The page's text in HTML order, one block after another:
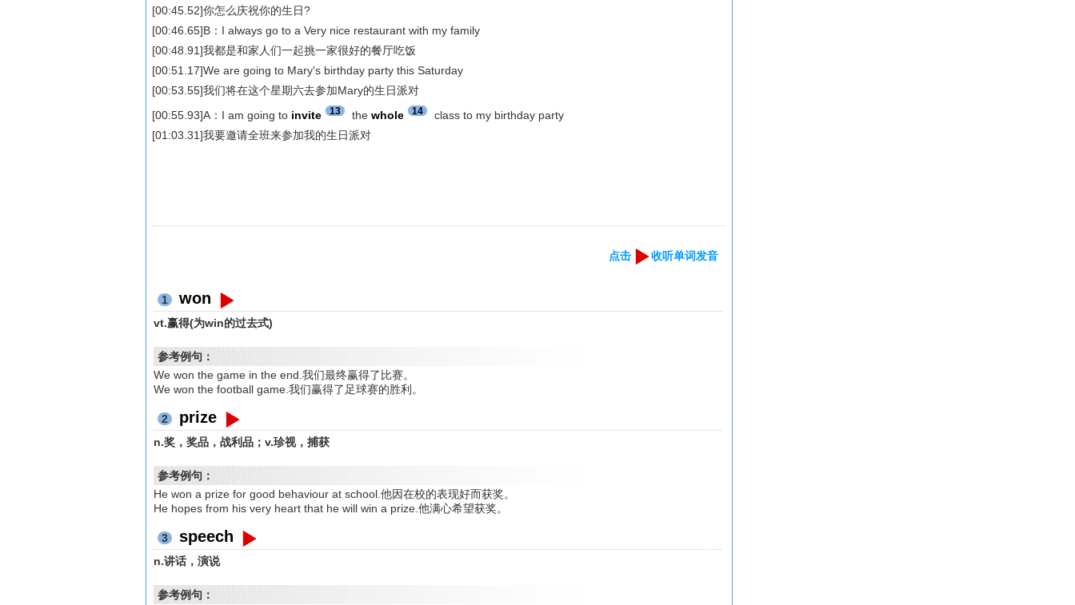
[00:45.52]你怎么庆祝你的生日?
[00:46.65]B：I always go to a Very nice restaurant with my family
[00:48.91]我都是和家人们一起挑一家很好的餐厅吃饭
[00:51.17]We are going to Mary's birthday party this Saturday
[00:53.55]我们将在这个星期六去参加Mary的生日派对
[00:55.93]A：I am going to invite 13 thewhole 14
class to my birthday party
[01:03.31]我要邀请全班来参加我的生日派对
点击 收听单词发音
1 won
vt.赢得(为win的过去式)
参考例句：
We won the game in the end.我们最终赢得了比赛。
We won the football game.我们赢得了足球赛的胜利。
2 prize
n.奖，奖品，战利品；v.珍视，捕获
参考例句：
He won a prize for good behaviour at school.他因在校的表现好而获奖。
He hopes from his very heart that he will win a prize.他满心希望获奖。
3 speech
n.讲话，演说
参考例句：